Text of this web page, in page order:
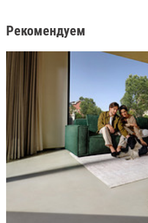
Рекомендуем